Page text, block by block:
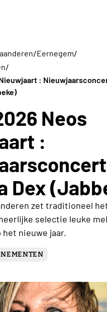
/Eernegem/
/
:
Neos
:
Dex
zet traditioneel
selectie leuke
het nieuwe jaar.